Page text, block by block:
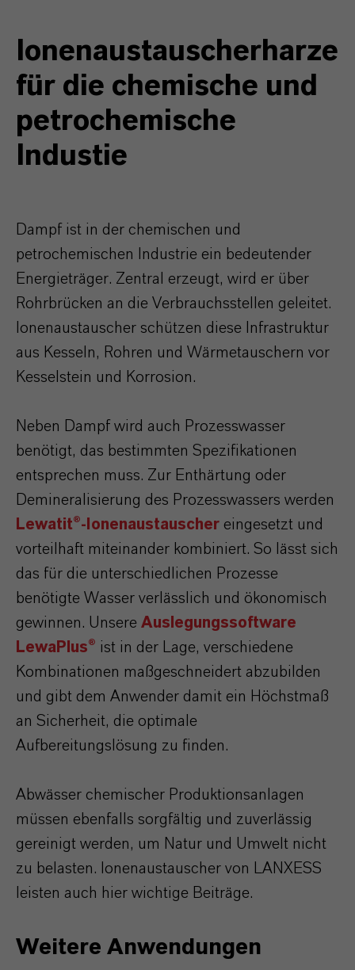
Ionenaustauscherharze
für die chemische und
petrochemische
Industie
Dampf ist in der chemischen und
petrochemischen Industrie ein bedeutender
Energieträger. Zentral erzeugt, wird er über
Rohrbrücken an die Verbrauchsstellen geleitet.
Ionenaustauscher schützen diese Infrastruktur
aus Kesseln, Rohren und Wärmetauschern vor
Kesselstein und Korrosion.
Neben Dampf wird auch Prozesswasser
benötigt, das bestimmten Spezifikationen
entsprechen muss. Zur Enthärtung oder
Demineralisierung des Prozesswassers werden
Lewatit®-Ionenaustauscher eingesetzt und
vorteilhaft miteinander kombiniert. So lässt sich
das für die unterschiedlichen Prozesse
benötigte Wasser verlässlich und ökonomisch
gewinnen. Unsere Auslegungssoftware
LewaPlus® ist in der Lage, verschiedene
Kombinationen maßgeschneidert abzubilden
und gibt dem Anwender damit ein Höchstmaß
an Sicherheit, die optimale
Aufbereitungslösung zu finden.
Abwässer chemischer Produktionsanlagen
müssen ebenfalls sorgfältig und zuverlässig
gereinigt werden, um Natur und Umwelt nicht
zu belasten. Ionenaustauscher von LANXESS
leisten auch hier wichtige Beiträge.
Weitere Anwendungen